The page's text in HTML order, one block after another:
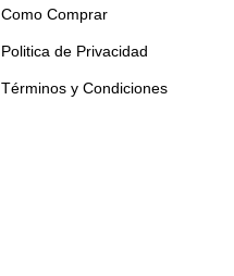
Como Comprar
Politica de Privacidad
Términos y Condiciones